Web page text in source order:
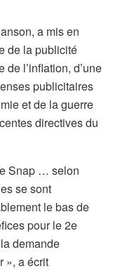
a mis en
de la publicité
l’inflation, d’une
publicitaires
et de la guerre
directives du
Snap … selon
se sont
le bas de
pour le 2e
demande
», a écrit